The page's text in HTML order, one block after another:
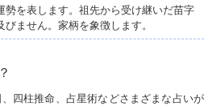
勢を表します。祖先から受け継いだ苗字
ません。家柄を象徴します。
四柱推命、占星術などさまざまな占いが